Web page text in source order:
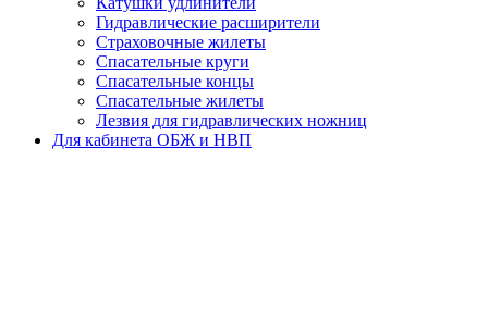
Гидравлические расширители
Страховочные жилеты
Спасательные круги
Спасательные концы
Спасательные жилеты
Лезвия для гидравлических ножниц
Для кабинета ОБЖ и НВП